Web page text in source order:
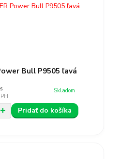
Bull P9505 ľavá
Skladom
Pridať do košíka